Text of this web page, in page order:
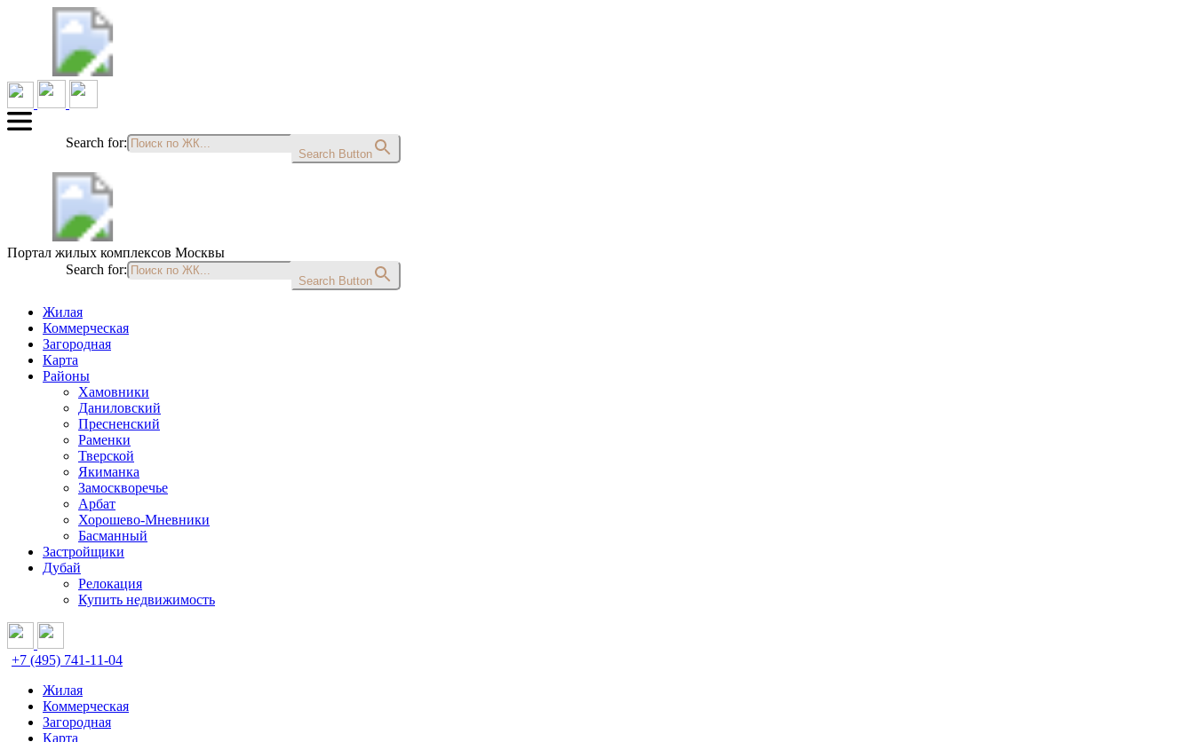
Search for:
Search Button
Портал жилых комплексов Москвы
Search for:
Search Button
Жилая
Коммерческая
Загородная
Карта
Районы
Хамовники
Даниловский
Пресненский
Раменки
Тверской
Якиманка
Замоскворечье
Арбат
Хорошево-Мневники
Басманный
Застройщики
Дубай
Релокация
Купить недвижимость
+7 (495) 741-11-04
Жилая
Коммерческая
Загородная
Карта